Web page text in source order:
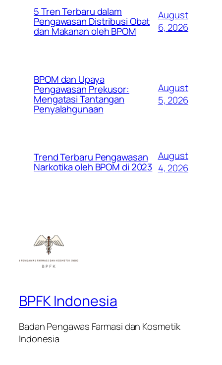
5 Tren Terbaru dalam
Pengawasan Distribusi Obat
dan Makanan oleh BPOM
August
6, 2026
BPOM dan Upaya
Pengawasan Prekusor:
Mengatasi Tantangan
Penyalahgunaan
August
5, 2026
Trend Terbaru Pengawasan
Narkotika oleh BPOM di 2023
August
4, 2026
BPFK Indonesia
Badan Pengawas Farmasi dan Kosmetik
Indonesia